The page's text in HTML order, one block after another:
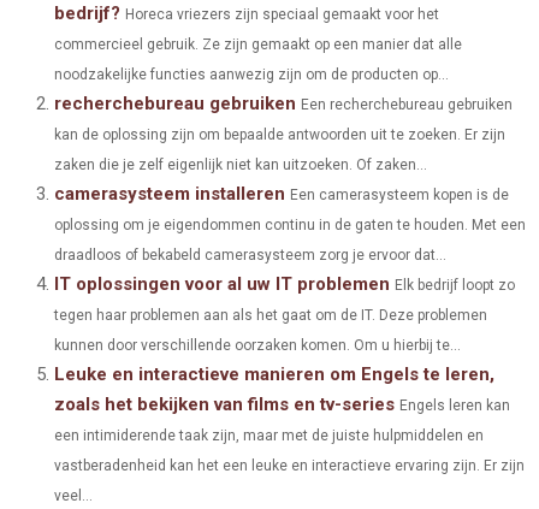
R
O
W
T
E
R
)
R
O
E
O
K
R
O
T
R
S
T
R
O
K
D
N
O
N
bedrijf? Horeca vriezers zijn speciaal gemaakt voor het
commercieel gebruik. Ze zijn gemaakt op een manier dat alle
noodzakelijke functies aanwezig zijn om de producten op...
recherchebureau gebruiken Een recherchebureau gebruiken
kan de oplossing zijn om bepaalde antwoorden uit te zoeken. Er zijn
zaken die je zelf eigenlijk niet kan uitzoeken. Of zaken...
camerasysteem installeren Een camerasysteem kopen is de
oplossing om je eigendommen continu in de gaten te houden. Met een
draadloos of bekabeld camerasysteem zorg je ervoor dat...
IT oplossingen voor al uw IT problemen Elk bedrijf loopt zo
tegen haar problemen aan als het gaat om de IT. Deze problemen
kunnen door verschillende oorzaken komen. Om u hierbij te...
Leuke en interactieve manieren om Engels te leren,
zoals het bekijken van films en tv-series Engels leren kan
een intimiderende taak zijn, maar met de juiste hulpmiddelen en
vastberadenheid kan het een leuke en interactieve ervaring zijn. Er zijn
veel...